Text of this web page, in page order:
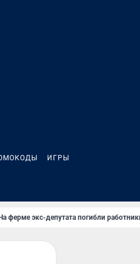
ИГРЫ
ферме экс-депутата погибли